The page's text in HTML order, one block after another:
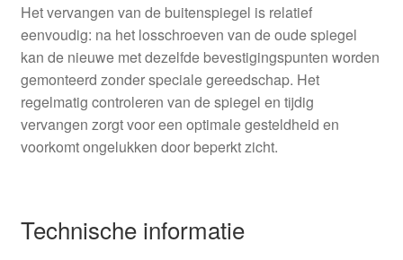
Het vervangen van de buitenspiegel is relatief
eenvoudig: na het losschroeven van de oude spiegel
kan de nieuwe met dezelfde bevestigingspunten worden
gemonteerd zonder speciale gereedschap. Het
regelmatig controleren van de spiegel en tijdig
vervangen zorgt voor een optimale gesteldheid en
voorkomt ongelukken door beperkt zicht.
Technische informatie